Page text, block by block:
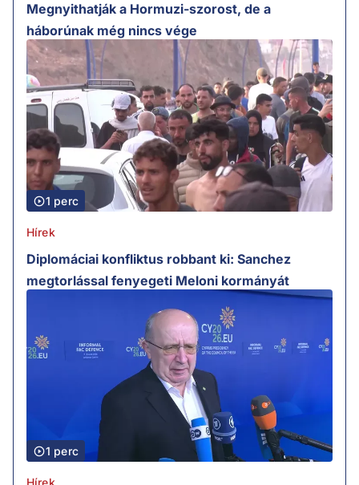
Megnyithatják a Hormuzi-szorost, de a
háborúnak még nincs vége
1 perc
Hírek
Diplomáciai konfliktus robbant ki: Sanchez
megtorlással fenyegeti Meloni kormányát
1 perc
Hírek